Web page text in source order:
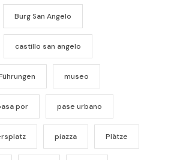
Burg San Angelo
castillo san angelo
museo
por pase urbano
piazza Plätze